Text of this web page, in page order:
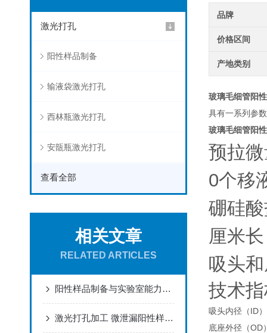
激光打孔
阳性样品制备
输液袋激光打孔
西林瓶激光打孔
安瓿瓶激光打孔
查看全部
相关文章
RELATED ARTICLES
阳性样品制备与实验室能力验证应用
激光打孔加工 微泄漏阳性样品制备 安瓿瓶 西林瓶微孔加工
品牌
价格区间
产地类别
玻璃毛细管阳
具有一系列参
玻璃毛细管阳
预拉
0个移
硼硅
厘米
吸头
技术
吸头内径（ID
底座外径（OD